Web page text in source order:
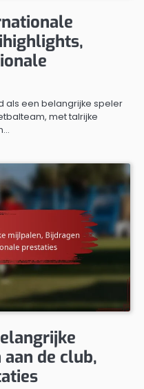
als een belangrijke speler
met talrijke
de club,